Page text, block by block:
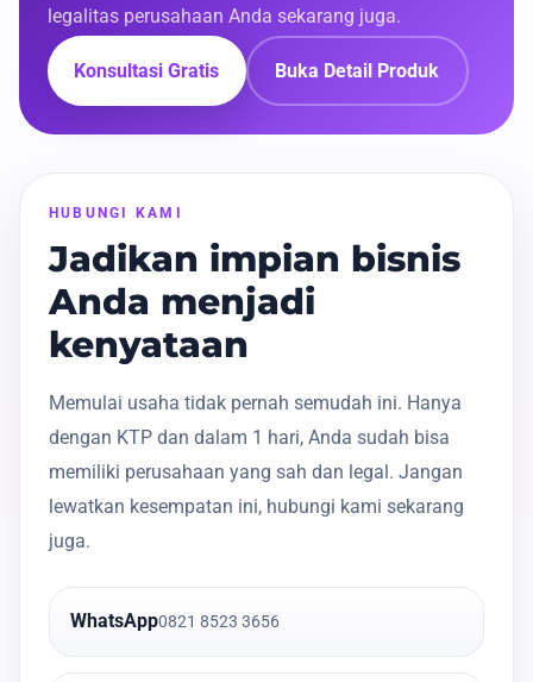
legalitas perusahaan Anda sekarang juga.
Konsultasi Gratis Buka Detail Produk
HUBUNGI KAMI
Jadikan impian bisnis
Anda menjadi
kenyataan
Memulai usaha tidak pernah semudah ini. Hanya
dengan KTP dan dalam 1 hari, Anda sudah bisa
memiliki perusahaan yang sah dan legal. Jangan
lewatkan kesempatan ini, hubungi kami sekarang
juga.
WhatsApp0821 8523 3656